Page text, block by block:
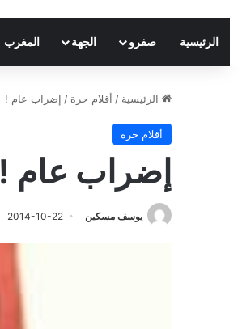
الرئيسية صفرو الجهة المغرب
الرئيسية / أقلام حرة / إضراب عام !
أقلام حرة
إضراب عام !
يوسف مسكين 2014-10-22